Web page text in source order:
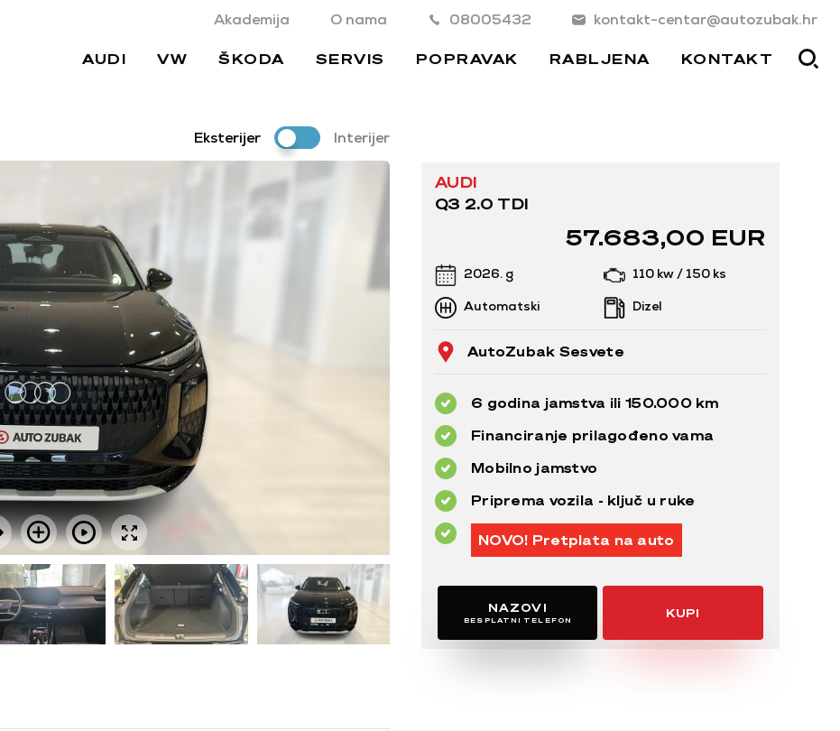
Akademija O nama 08005432 kontakt-centar@autozubak.hr
AUDI VW ŠKODA SERVIS POPRAVAK RABLJENA KONTAKT
Eksterijer Interijer
AUDI
Q3 2.0 TDI
57.683,00 EUR
2026. g
110 kw / 150 ks
Automatski
Dizel
AutoZubak Sesvete
6 godina jamstva ili 150.000 km
Financiranje prilagođeno vama
Mobilno jamstvo
Priprema vozila - ključ u ruke
NOVO! Pretplata na auto
NAZOVI
BESPLATNI TELEFON
KUPI